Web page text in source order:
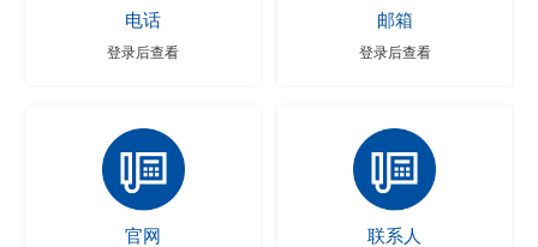
电话
登录后查看
邮箱
登录后查看
官网 联系人